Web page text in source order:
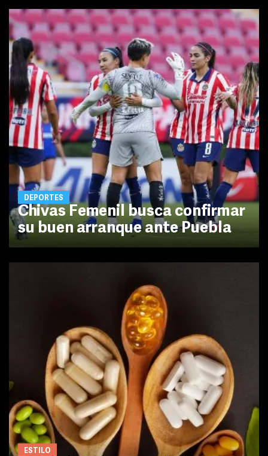
DEPORTES
Chivas Femenil busca confirmar
su buen arranque ante Puebla
ESTILO